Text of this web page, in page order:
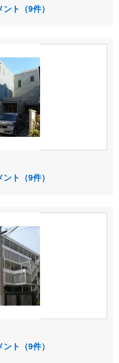
ント（9件）
ント（9件）
ント（9件）